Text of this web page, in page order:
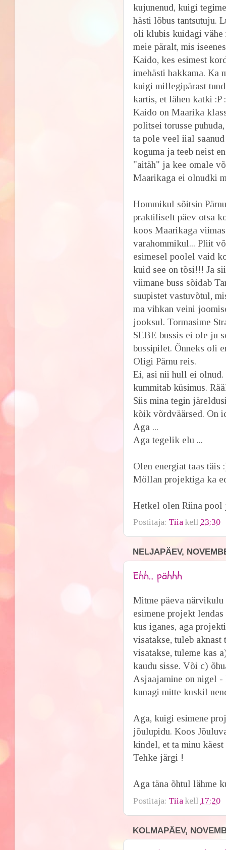
kujunenud, kuigi
hästi lõbus tantsutuju.
oli klubis kuidagi vähe
meie päralt, mis
Kaido, kes esimest
imehästi hakkama. Ka
kuigi millegipärast
kartis, et lähen katki :P
Kaido on Maarika
politsei torusse
ta pole veel iial
koguma ja teeb neist
"aitäh" ja kee omale
Maarikaga ei olnudki
Hommikul sõitsin
praktiliselt päev otsa
koos Maarikaga
varahommikul... Pliit
esimesel poolel vaid
kuid see on tõsi!!! Ja
viimane buss sõidab
suupistet vastuvõtul,
ma vihkan veini
jooksul. Tormasime
SEBE bussis ei ole ju
bussipilet. Õnneks oli
Oligi Pärnu reis.
Ei, asi nii hull ei olnud.
kummitab küsimus.
Siis mina tegin
kõik võrdväärsed. On
Aga ...
Aga tegelik elu ...
Olen energiat taas täis
Möllan projektiga ka
Hetkel olen Riina
Postitaja: Tiia kell 23:30
NELJAPÄEV,
Ehh... pähhh
Mitme päeva
esimene projekt
kus iganes, aga
visatakse, tuleb
visatakse, tuleme kas
kaudu sisse. Või c)
Asjaajamine on nigel
kunagi mitte kuskil
Aga, kuigi esimene
jõulupidu. Koos
kindel, et ta minu
Tehke järgi !
Aga täna õhtul lähme
Postitaja: Tiia kell 17:20
KOLMAPÄEV,